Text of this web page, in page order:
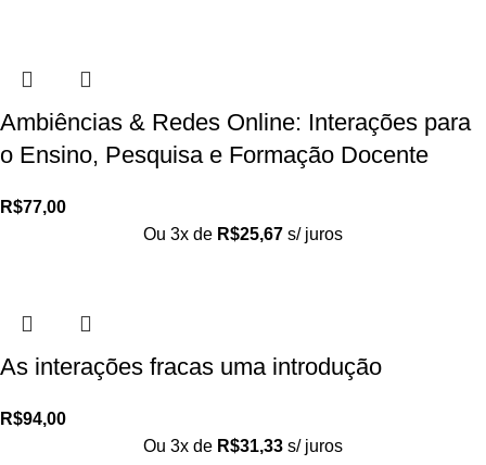
Ambiências & Redes Online: Interações para
o Ensino, Pesquisa e Formação Docente
R$77,00
Ou 3x de R$25,67 s/ juros
As interações fracas uma introdução
R$94,00
Ou 3x de R$31,33 s/ juros